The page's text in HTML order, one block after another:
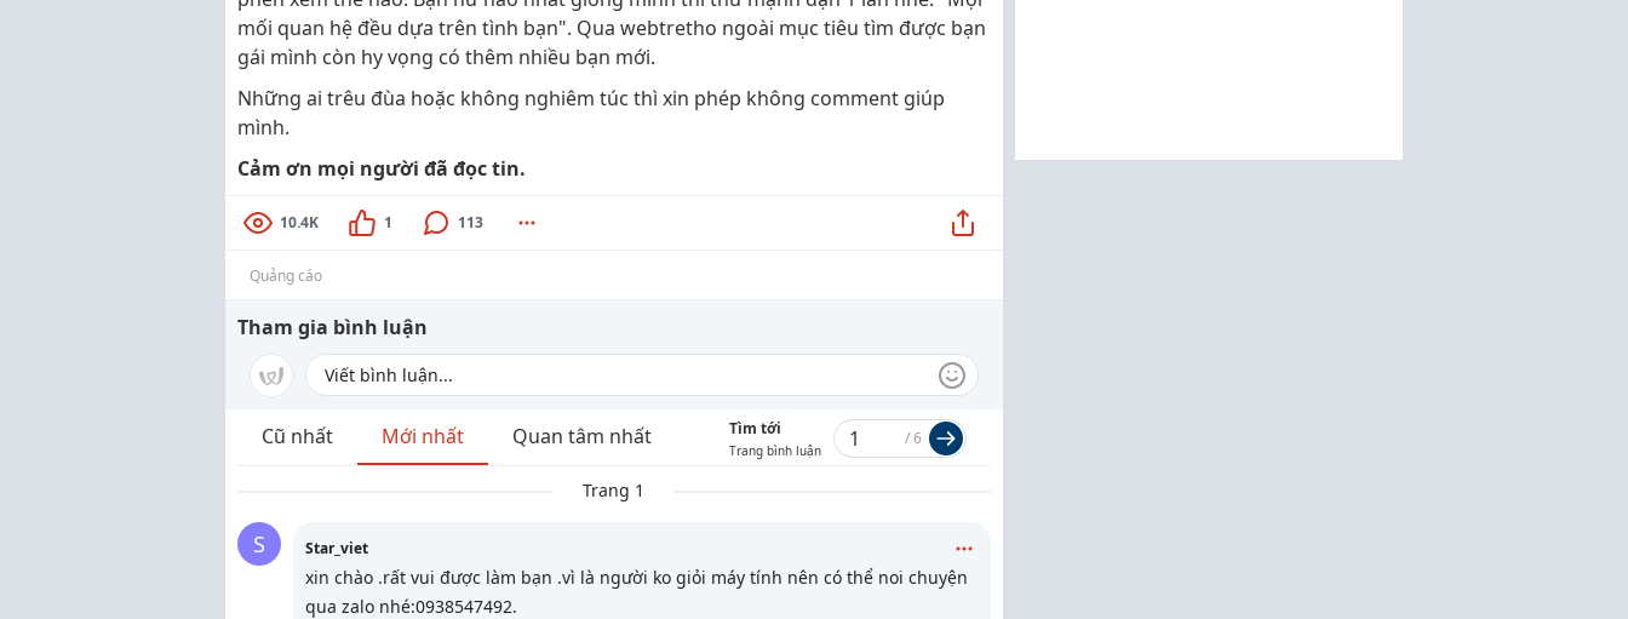
mối quan hệ đều dựa trên tình bạn". Qua webtretho ngoài mục tiêu tìm được bạn
gái mình còn hy vọng có thêm nhiều bạn mới.
Những ai trêu đùa hoặc không nghiêm túc thì xin phép không comment giúp
mình.
Cảm ơn mọi người đã đọc tin.
10.4K 1 113
Quảng cáo
Tham gia bình luận
Cũ nhất Mới nhất Quan tâm nhất Tìm tới
Trang bình luận
/6
Trang 1
S Star_viet
xin chào .rất vui được làm bạn .vì là người ko giỏi máy tính nên có thể noi chuyện
qua zalo nhé:0938547492.